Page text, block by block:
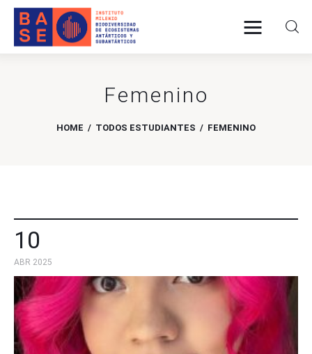
Femenino
HOME TODOS ESTUDIANTES FEMENINO
SOMOS
CONTACTO
10
ABR 2025